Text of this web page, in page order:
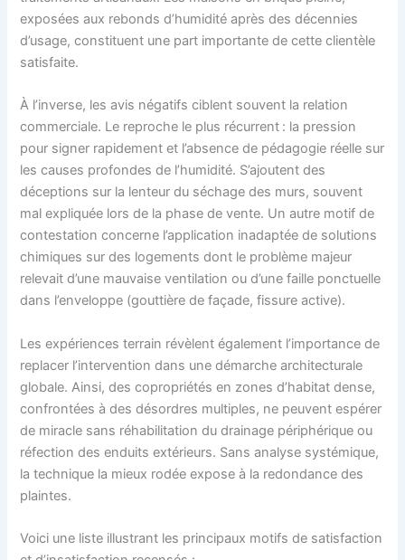
exposées aux rebonds d’humidité après des décennies
d’usage, constituent une part importante de cette clientèle
satisfaite.
À l’inverse, les avis négatifs ciblent souvent la relation
commerciale. Le reproche le plus récurrent : la pression
pour signer rapidement et l’absence de pédagogie réelle sur
les causes profondes de l’humidité. S’ajoutent des
déceptions sur la lenteur du séchage des murs, souvent
mal expliquée lors de la phase de vente. Un autre motif de
contestation concerne l’application inadaptée de solutions
chimiques sur des logements dont le problème majeur
relevait d’une mauvaise ventilation ou d’une faille ponctuelle
dans l’enveloppe (gouttière de façade, fissure active).
Les expériences terrain révèlent également l’importance de
replacer l’intervention dans une démarche architecturale
globale. Ainsi, des copropriétés en zones d’habitat dense,
confrontées à des désordres multiples, ne peuvent espérer
de miracle sans réhabilitation du drainage périphérique ou
réfection des enduits extérieurs. Sans analyse systémique,
la technique la mieux rodée expose à la redondance des
plaintes.
Voici une liste illustrant les principaux motifs de satisfaction